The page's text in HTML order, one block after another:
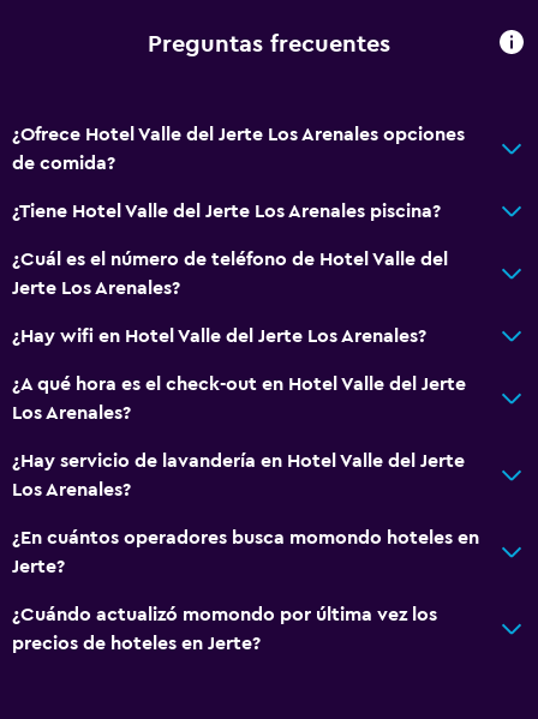
Preguntas frecuentes
¿Ofrece Hotel Valle del Jerte Los Arenales opciones
de comida?
¿Tiene Hotel Valle del Jerte Los Arenales piscina?
¿Cuál es el número de teléfono de Hotel Valle del
Jerte Los Arenales?
¿Hay wifi en Hotel Valle del Jerte Los Arenales?
¿A qué hora es el check-out en Hotel Valle del Jerte
Los Arenales?
¿Hay servicio de lavandería en Hotel Valle del Jerte
Los Arenales?
¿En cuántos operadores busca momondo hoteles en
Jerte?
¿Cuándo actualizó momondo por última vez los
precios de hoteles en Jerte?